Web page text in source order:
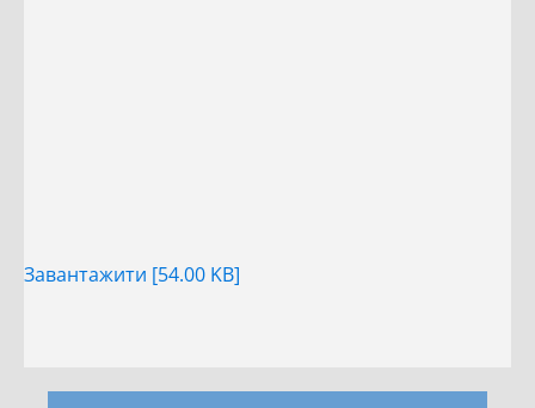
Завантажити [54.00 KB]